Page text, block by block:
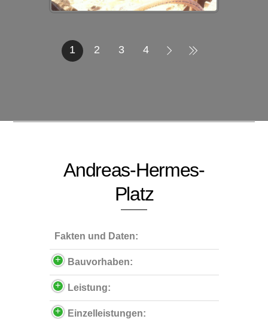
1 2 3 4
Andreas-Hermes-
Platz
Fakten und Daten:
Bauvorhaben:
Leistung:
Einzelleistungen: